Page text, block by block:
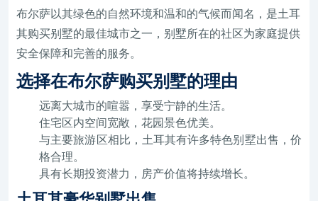
布尔萨以其绿色的自然环境和温和的气候而闻名，是土耳
其购买别墅的最佳城市之一，别墅所在的社区为家庭提供
安全保障和完善的服务。
选择在布尔萨购买别墅的理由
远离大城市的喧嚣，享受宁静的生活。
住宅区内空间宽敞，花园景色优美。
与主要旅游区相比，土耳其有许多特色别墅出售，价
格合理。
具有长期投资潜力，房产价值将持续增长。